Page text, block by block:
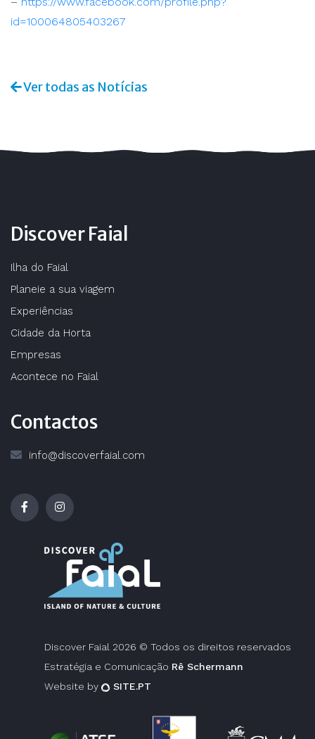
id=100064805403267
Ver todas as Notícias
Discover Faial
Ilha do Faial
Planeie a sua viagem
Experiências
Cidade da Horta
Empresas
Acontece no Faial
Contactos
info@discoverfaial.com
Discover Faial 2026 © Todos os direitos reservados
Estratégia e Comunicação Rê Schermann
Website by
SITE.PT